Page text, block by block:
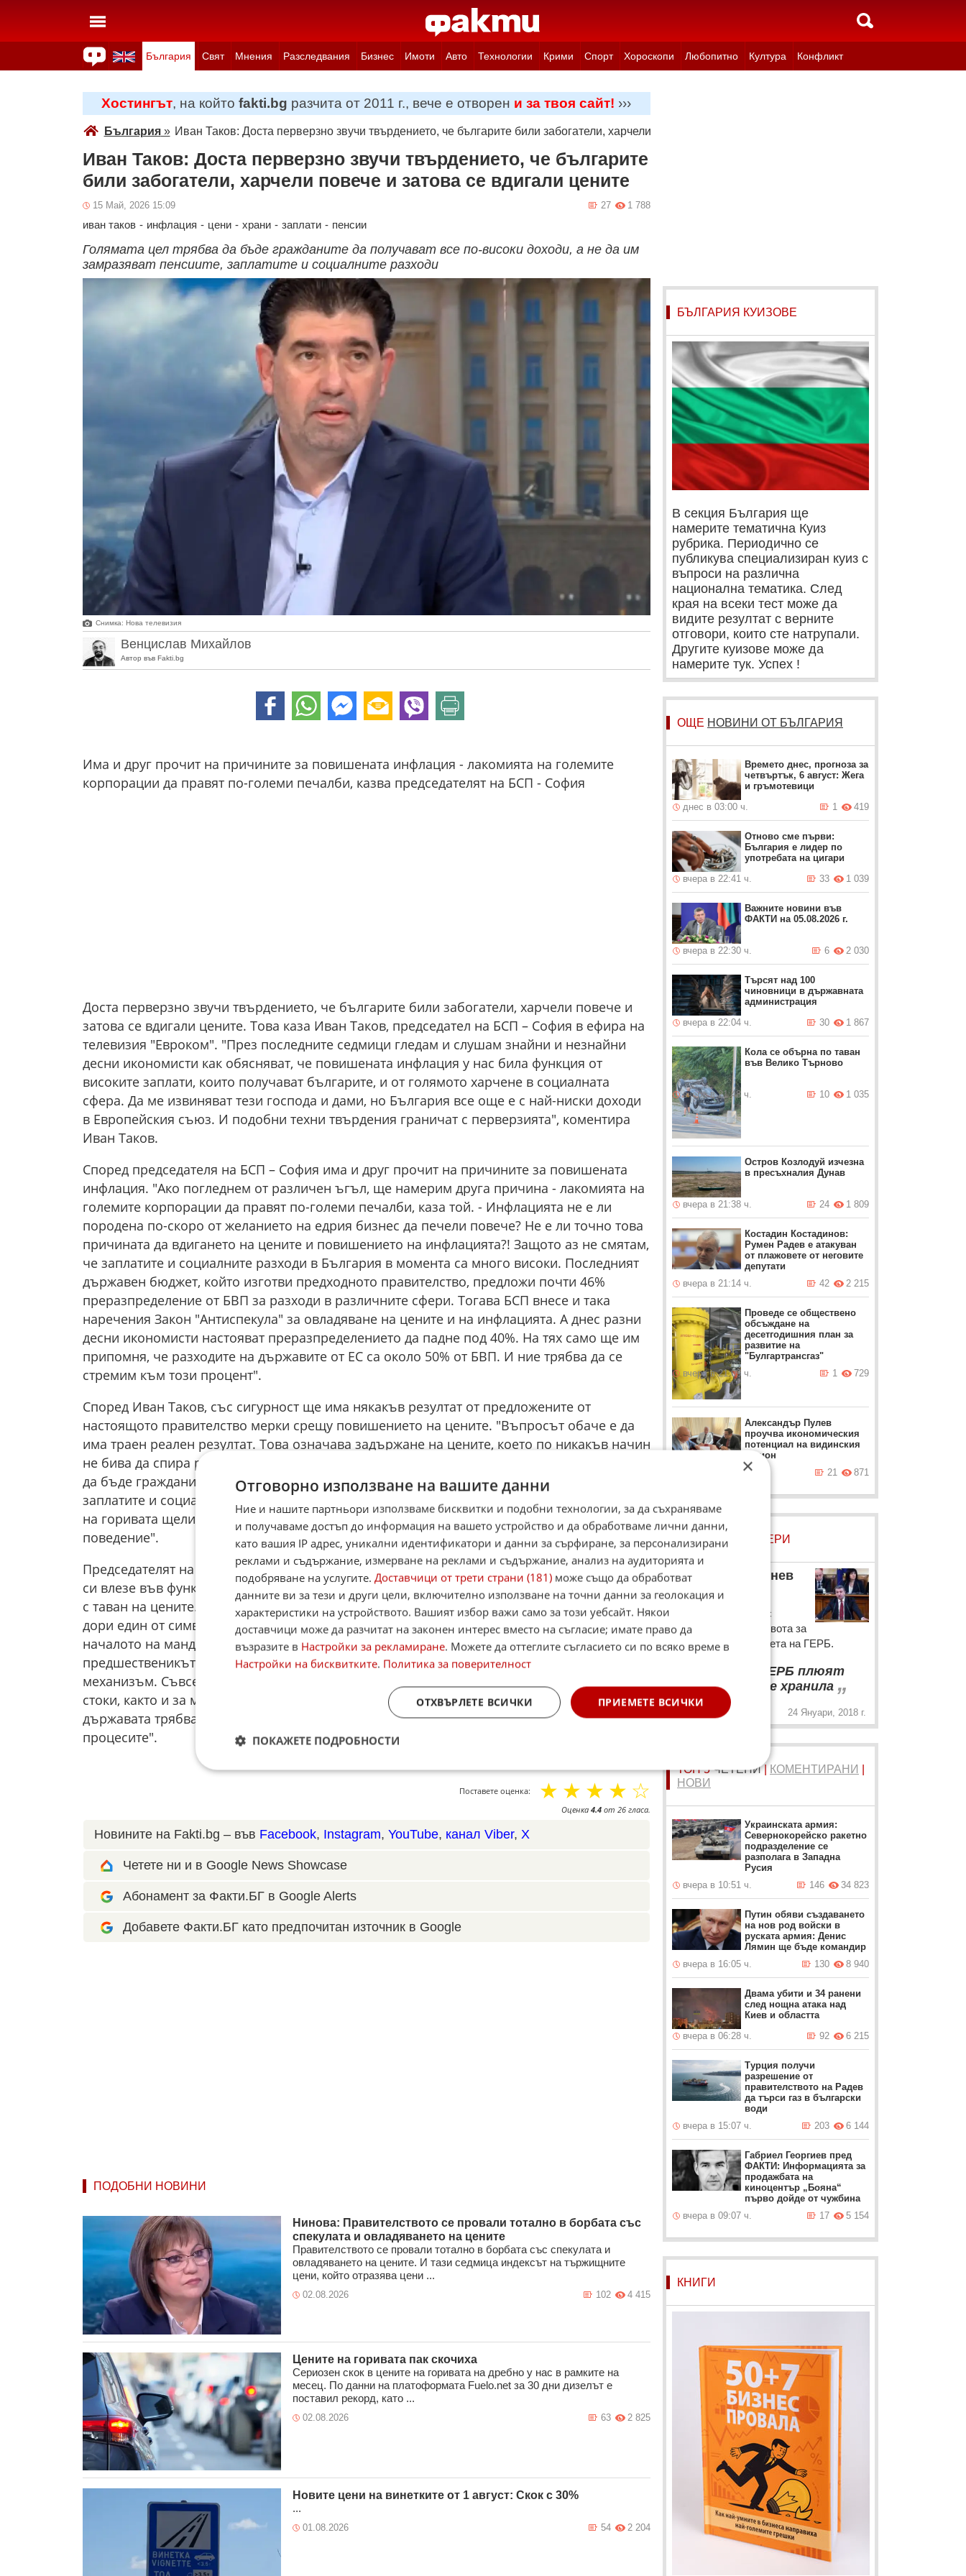
България Свят Мнения Разследвания Бизнес Имоти Авто Технологии Крими Спорт Хороскопи Любопитно Култура Конфликт
Хостингът, на който fakti.bg разчита от 2011 г., вече е отворен и за твоя сайт! ›››
България» Иван Таков: Доста перверзно звучи твърдението, че българите били забогатели, харчели повече и затова се вдигали цените
Иван Таков: Доста перверзно звучи твърдението, че българите
били забогатели, харчели повече и затова се вдигали цените
15 Май, 2026 15:09 1 788
27
иван таков - инфлация - цени - храни - заплати - пенсии
Голямата цел трябва да бъде гражданите да получават все по-високи доходи, а не да им
замразяват пенсиите, заплатите и социалните разходи
Снимка: Нова телевизия
Венцислав Михайлов
Автор във Fakti.bg
Има и друг прочит на причините за повишената инфлация - лакомията на големите
корпорации да правят по-големи печалби, казва председателят на БСП - София
Доста перверзно звучи твърдението, че българите били забогатели, харчели повече и
затова се вдигали цените. Това каза Иван Таков, председател на БСП – София в ефира на
телевизия "Евроком". "През последните седмици гледам и слушам знайни и незнайни
десни икономисти как обясняват, че повишената инфлация у нас била функция от
високите заплати, които получават българите, и от голямото харчене в социалната
сфера. Да ме извиняват тези господа и дами, но България все още е с най-ниски доходи
в Европейския съюз. И подобни техни твърдения граничат с перверзията", коментира
Иван Таков.
Според председателя на БСП – София има и друг прочит на причините за повишената
инфлация. "Ако погледнем от различен ъгъл, ще намерим друга причина - лакомията на
големите корпорации да правят по-големи печалби, каза той. - Инфлацията не е ли
породена по-скоро от желанието на едрия бизнес да печели повече? Не е ли точно това
причината да вдигането на цените и повишението на инфлацията?! Защото аз не смятам,
че заплатите и социалните разходи в България в момента са много високи. Последният
държавен бюджет, който изготви предходното правителство, предложи почти 46%
преразпределение от БВП за разходи в различните сфери. Тогава БСП внесе и така
наречения Закон "Антиспекула" за овладяване на цените и на инфлацията. А днес разни
десни икономисти настояват преразпределението да падне под 40%. На тях само ще им
припомня, че разходите на държавите от ЕС са около 50% от БВП. И ние трябва да се
стремим към този процент".
Според Иван Таков, със сигурност ще има някакъв резултат от предложените от
настоящото правителство мерки срещу повишението на цените. "Въпросът обаче е да
има траен реален резултат. Това означава задържане на цените, което по никакъв начин
не бива да спира растежа на доходите на хората, коментира той. - Голямата цел трябва
да бъде гражданите да получават все по-високи доходи, а не да им замразяват пенсиите,
заплатите и социалните разходи и да ни обясняват, че цените на хранителните стоки и
на горивата щели да се саморегулират на пазарен принцип. Това е неадекватно
поведение".
Председателят на БСП – София е категоричен, че държавата трябва много сериозно да
си влезе във функциите чрез регулаторите. "Ако се налага, дори да използват механизма
с таван на цените. В много европейски страни вече го приложиха. В исторически план
дори един от символите на дясното управление – президентът на САЩ Роналд Рейгън в
началото на мандата си запази тавана на някои от цените, който беше въвел
предшественикът му Джими Картър. А ние днес се притесняваме да говорим за този
механизъм. Съвсем спокойно може да го използваме и за горивата, и за хранителните
стоки, както и за много услуги, предлагани от големите компании. В крайна сметка –
държавата трябва да бъде най-големият субект в икономиката, за да може да регулира
процесите".
Поставете оценка: ☆
☆
☆
☆
☆
Оценка 4.4от 26гласа.
Новините на Fakti.bg – във Facebook, Instagram, YouTube, канал Viber, X
Четете ни и в Google News Showcase
Абонамент за Факти.БГ в Google Alerts
Добавете Факти.БГ като предпочитан източник в Google
ПОДОБНИ НОВИНИ
Нинова: Правителството се провали тотално в борбата със
спекулата и овладяването на цените
Правителството се провали тотално в борбата със спекулата и
овладяването на цените. И тази седмица индексът на тържищните
цени, който отразява цени ...
02.08.2026 4 415
102
Цените на горивата пак скочиха
Сериозен скок в цените на горивата на дребно у нас в рамките на
месец. По данни на платоформата Fuelo.net за 30 дни дизелът е
поставил рекорд, като ...
02.08.2026 2 825
63
Новите цени на винетките от 1 август: Скок с 30%
...
01.08.2026 2 204
54
БЪЛГАРИЯ КУИЗОВЕ
В секция България ще
намерите тематична Куиз
рубрика. Периодично се
публикува специализиран куиз с
въпроси на различна
национална тематика. След
края на всеки тест може да
видите резултат с верните
отговори, които сте натрупали.
Другите куизове може да
намерите тук. Успех !
ОЩЕ НОВИНИ ОТ БЪЛГАРИЯ
Времето днес, прогноза за
четвъртък, 6 август: Жега
и гръмотевици
днес в 03:00 ч.
419
1
Отново сме първи:
България е лидер по
употребата на цигари
вчера в 22:41 ч.
1 039
33
Важните новини във
ФАКТИ на 05.08.2026 г.
вчера в 22:30 ч. 2 030
6
Търсят над 100
чиновници в държавната
администрация
вчера в 22:04 ч.
1 867
30
Кола се обърна по таван
във Велико Търново
вчера в 21:48 ч. 1 035
10
Остров Козлодуй изчезна
в пресъхналия Дунав
вчера в 21:38 ч. 1 809
24
Костадин Костадинов:
Румен Радев е атакуван
от плажoвете от неговите
депутати
вчера в 21:14 ч.
2 215
42
Проведе се обществено
обсъждане на
десетгодишния план за
развитие на
"Булгартрансгаз"
вчера в 21:09 ч.
729
1
Александър Пулев
проучва икономическия
потенциал на видинския
регион
вчера в 20:34 ч.
871
21
ЛОВЦИ НА БИСЕРИ
Драгомир Стойнев
Депутатът на БСП
Драгомир Стойнев с
реплика в дебат по вота за
недоверие за кабинета на ГЕРБ.
Лицата на ГЕРБ плюят
БКП, която ги е хранила „
24 Януари, 2018 г.
ТОП 5ЧЕТЕНИ| КОМЕНТИРАНИ
НОВИ
Украинската армия:
Севернокорейско ракетно
подразделение се
разполага в Западна
Русия
вчера в 10:51 ч.
34 823
146
Путин обяви създаването
на нов род войски в
руската армия: Денис
Лямин ще бъде командир
вчера в 16:05 ч.
8 940
130
Двама убити и 34 ранени
след нощна атака над
Киев и областта
вчера в 06:28 ч.
6 215
92
Турция получи
разрешение от
правителството на Радев
да търси газ в български
води
вчера в 15:07 ч.
6 144
203
Габриел Георгиев пред
ФАКТИ: Информацията за
продажбата на
киноцентър „Бояна“
първо дойде от чужбина
вчера в 09:07 ч.
5 154
17
КНИГИ
×
Отговорно използване на вашите данни
Ние и нашите партньори използваме бисквитки и подобни технологии, за да съхраняваме
и получаваме достъп до информация на вашето устройство и да обработваме лични данни,
като вашия IP адрес, уникални идентификатори и данни за сърфиране, за персонализирани
реклами и съдържание, измерване на реклами и съдържание, анализ на аудиторията и
подобряване на услугите. Доставчици от трети страни (181) може също да обработват
данните ви за тези и други цели, включително използване на точни данни за геолокация и
характеристики на устройството. Вашият избор важи само за този уебсайт. Някои
доставчици може да разчитат на законен интерес вместо на съгласие; имате право да
възразите в Настройки за рекламиране. Можете да оттеглите съгласието си по всяко време в
Настройки на бисквитките. Политика за поверителност
ПРИЕМЕТЕ ВСИЧКИ
ОТХВЪРЛЕТЕ ВСИЧКИ
ПОКАЖЕТЕ ПОДРОБНОСТИ